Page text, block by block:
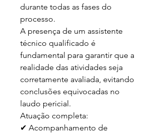
durante todas as fases do
processo.
A presença de um assistente
técnico qualificado é
fundamental para garantir que a
realidade das atividades seja
corretamente avaliada, evitando
conclusões equivocadas no
laudo pericial.
Atuação completa:
✔ Acompanhamento de